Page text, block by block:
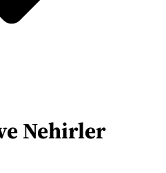
Nehirler